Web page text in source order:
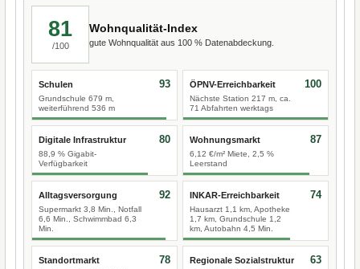
81
/100
Wohnqualität-Index
gute Wohnqualität aus 100 % Datenabdeckung.
Schulen
Grundschule 679 m,
weiterführend 536 m
93 ÖPNV-Erreichbarkeit
Nächste Station 217 m, ca.
71 Abfahrten werktags
100
Digitale Infrastruktur
88,9 % Gigabit-
Verfügbarkeit
80 Wohnungsmarkt
6,12 €/m² Miete, 2,5 %
Leerstand
87
Alltagsversorgung
Supermarkt 3,8 Min., Notfall
6,6 Min., Schwimmbad 6,3
Min.
92 INKAR-Erreichbarkeit
Hausarzt 1,1 km, Apotheke
1,7 km, Grundschule 1,2
km, Autobahn 4,5 Min.
74
Standortmarkt 78 Regionale Sozialstruktur 63